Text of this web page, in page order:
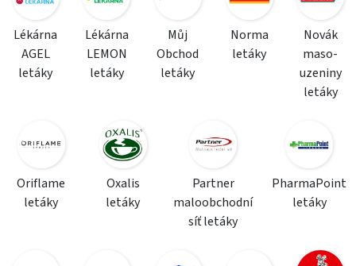
Lékárna
AGEL
letáky
Lékárna
LEMON
letáky
Můj
Obchod
letáky
Norma
letáky
Novák
maso-
uzeniny
letáky
Oriflame
letáky
Oxalis
letáky
Partner
maloobchodní
síť letáky
PharmaPoint
letáky